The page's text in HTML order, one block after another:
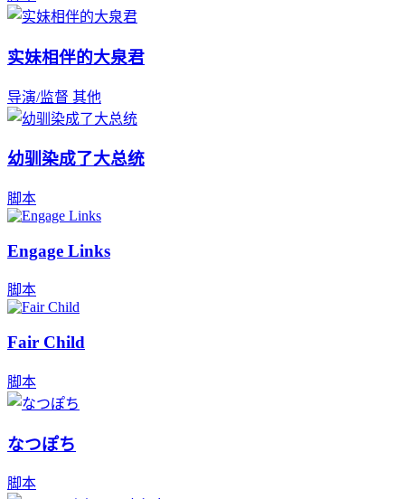
实妹相伴的大泉君
导演/监督 其他
幼驯染成了大总统
脚本
Engage Links
脚本
Fair Child
脚本
なつぽち
脚本